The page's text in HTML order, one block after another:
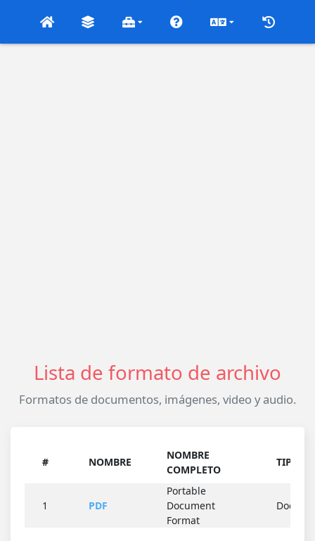
Lista de formato de archivo
Formatos de documentos, imágenes, video y audio.
# NOMBRE
NOMBRE
COMPLETO
TIPO
1 PDF
Portable
Document
Format